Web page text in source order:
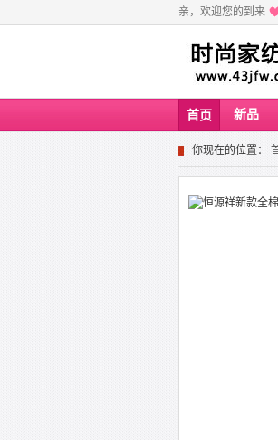
亲，欢迎您的到来
首页 新品
你现在的位置：